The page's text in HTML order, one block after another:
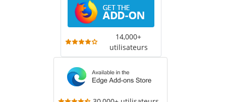
14,000+
utilisateurs